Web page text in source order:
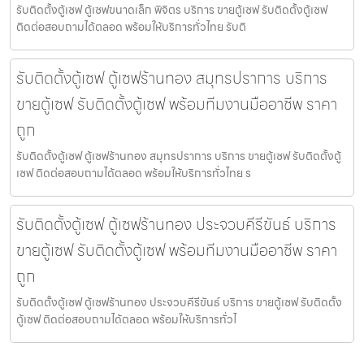
รับติดตั้งตู้เซฟ ตู้เซฟขนาดเล็ก พิจิตร บริการ ขายตู้เซฟ รับติดตั้งตู้เซฟ
ติดต่อสอบถามได้ตลอด พร้อมให้บริการทั่วไทย รับติ
รับติดตั้งตู้เซฟ ตู้เซฟร้านทอง สมุทรปราการ บริการ
ขายตู้เซฟ รับติดตั้งตู้เซฟ พร้อมทีมงานมืออาชีพ ราคา
ถูก
รับติดตั้งตู้เซฟ ตู้เซฟร้านทอง สมุทรปราการ บริการ ขายตู้เซฟ รับติดตั้งตู้
เซฟ ติดต่อสอบถามได้ตลอด พร้อมให้บริการทั่วไทย ร
รับติดตั้งตู้เซฟ ตู้เซฟร้านทอง ประจวบคีรีขันธ์ บริการ
ขายตู้เซฟ รับติดตั้งตู้เซฟ พร้อมทีมงานมืออาชีพ ราคา
ถูก
รับติดตั้งตู้เซฟ ตู้เซฟร้านทอง ประจวบคีรีขันธ์ บริการ ขายตู้เซฟ รับติดตั้ง
ตู้เซฟ ติดต่อสอบถามได้ตลอด พร้อมให้บริการทั่วไ